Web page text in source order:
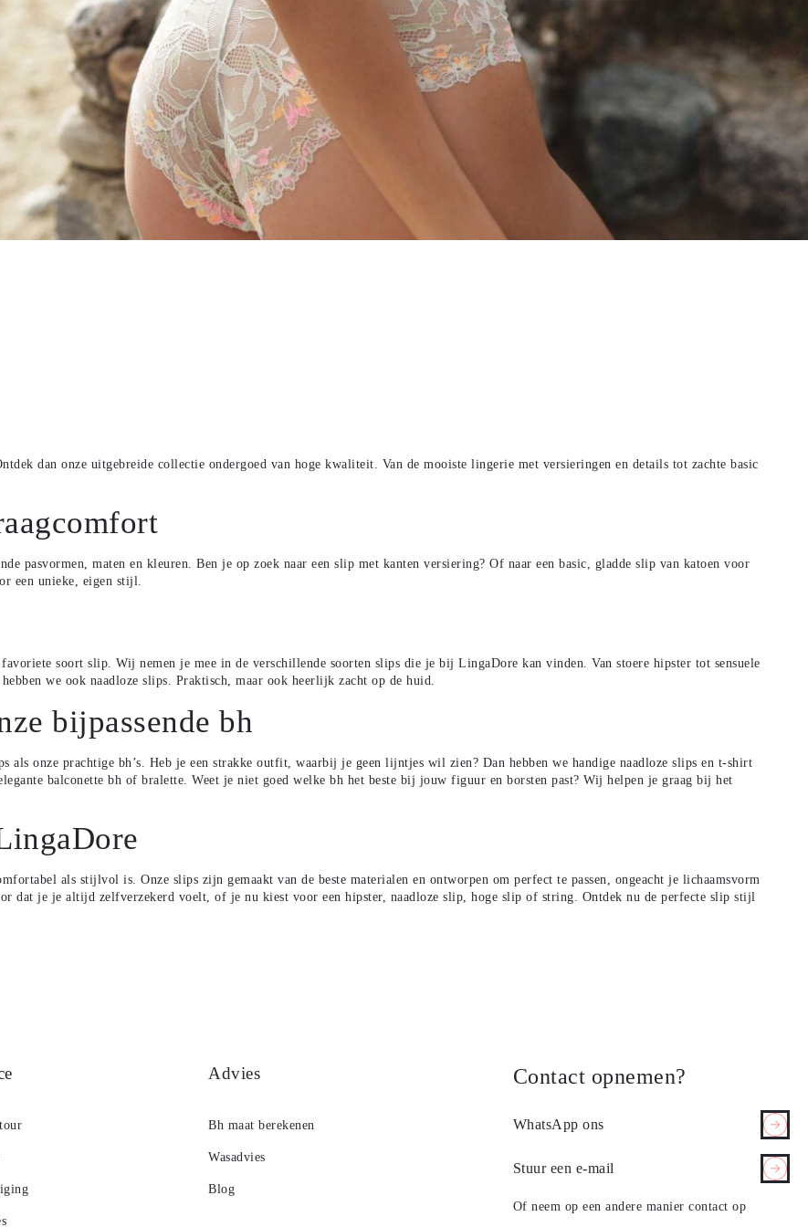
Voorgevormde bh
Niet voorgevormde bh
Gel bh
dan onze uitgebreide collectie ondergoed van hoge kwaliteit. Van de mooiste lingerie met versieringen en details tot zachte basic
pasvormen, maten en kleuren. Ben je op zoek naar een slip met kanten versiering? Of naar een basic, gladde slip van katoen voor
een unieke, eigen stijl.
soort slip. Wij nemen je mee in de verschillende soorten slips die je bij LingaDore kan vinden. Vanstoere hipster tot sensuele
we ook naadloze slips . Praktisch, maar ook heerlijk zacht op de huid.
bijpassende bh
als onze prachtige bh’s . Heb je een strakke outfit, waarbij je geen lijntjes wil zien? Dan hebben we handige naadloze slips en t-shirt
balconette bh ofbralette . Weet je niet goed welke bh het beste bij jouw figuur en borsten past?Wij helpen je graag bij het
als stijlvol is. Onze slips zijn gemaakt van de beste materialen en ontworpen om perfect te passen, ongeacht je lichaamsvorm
dat je je altijd zelfverzekerd voelt, of je nu kiest voor eenhipster, naadloze slip ,hoge slip of string
Ontdek nu de perfecte slip stijl
Advies
Bh maat berekenen
Wasadvies
Blog
Contact opnemen?
WhatsApp ons
Stuur een e-mail
Of neem op een andere manier contact op